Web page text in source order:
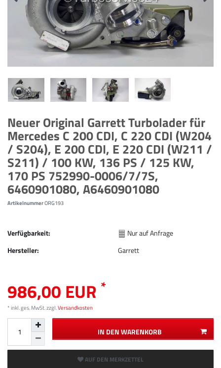
Neuer Original Garrett Turbolader für
Mercedes C 200 CDI, C 220 CDI (W204
/ S204), E 200 CDI, E 220 CDI (W211 /
S211) / 100 KW, 136 PS / 125 KW,
170 PS 752990-0006/7/7S,
6460901080, A6460901080
ArtikelnummerORG193
Verfügbarkeit:
Hersteller:
Nur auf Anfrage
Garrett
986,00 EUR *
* inkl. ges. MwSt. zzgl.Versandkosten
IN DEN WARENKORB
AUF DEN MERKZETTEL